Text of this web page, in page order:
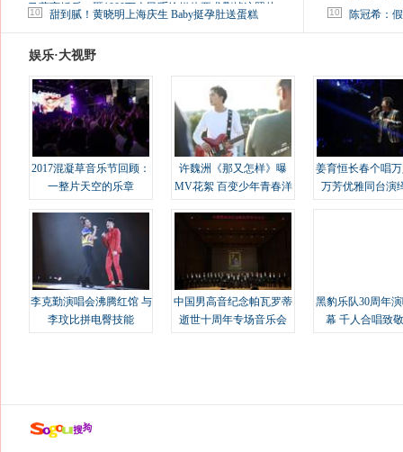
马蓉离婚后，砸1000万人民币给媒体要求删掉这照片
10 甜到腻！黄晓明上海庆生 Baby挺孕肚送蛋糕 10 陈冠希：
娱乐·大视野
2017混凝草音乐节回顾：
一整片天空的乐章
许魏洲《那又怎样》曝
MV花絮 百变少年青春洋
姜育恒长春个唱
万芳优雅同台演
李克勤演唱会沸腾红馆 与
李玟比拼电臀技能
中国男高音纪念帕瓦罗蒂
逝世十周年专场音乐会
黑豹乐队30周年
幕 千人合唱致